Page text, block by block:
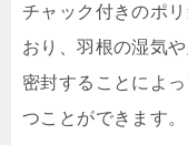
チャック付きのポ
おり、羽根の湿気
密封することによ
つことができます。